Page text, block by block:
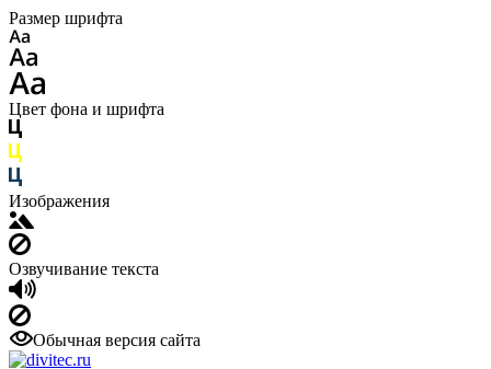
Размер шрифта
Цвет фона и шрифта
Изображения
Озвучивание текста
Обычная версия сайта